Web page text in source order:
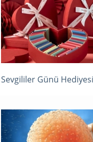
Sevgililer Günü Hediyesi